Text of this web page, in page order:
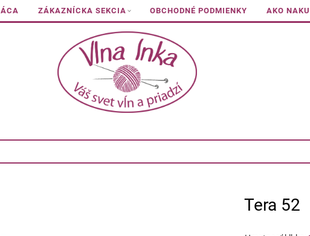
ZÁKAZNÍCKA SEKCIA OBCHODNÉ PODMIENKY AKO
Tera 52